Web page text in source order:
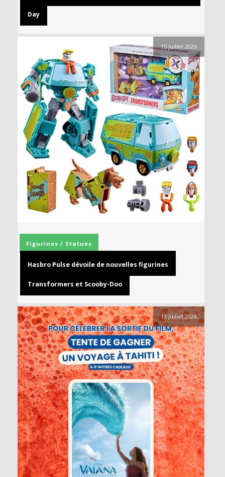
Day
15 juillet 2026
Figurines / Statues
Hasbro Pulse dévoile de nouvelles figurines
Transformers et Scooby-Doo
13 juillet 2026